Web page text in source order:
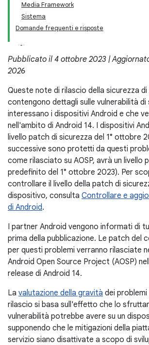
Media Framework
Sistema
Domande frequenti e risposte
Pubblicato il 4 ottobre 2023 |
2026
Queste note di rilascio della sicurezza di
contengono dettagli sulle vulnerabilità di
interessano i dispositivi Android e che
nell'ambito di Android 14. I dispositivi
livello patch di sicurezza del 1° ottobre
successive sono protetti da questi
come rilasciato su AOSP, avrà un livello
predefinito del 1° ottobre 2023). Per
controllare il livello della patch di
dispositivo, consulta Controllare e
di Android.
I partner Android vengono informati di
prima della pubblicazione. Le patch del
per questi problemi verranno rilasciate
Android Open Source Project (AOSP)
release di Android 14.
La valutazione della gravità dei
rilascio si basa sull'effetto che lo
vulnerabilità potrebbe avere su un
supponendo che le mitigazioni della
servizio siano disattivate a scopo di